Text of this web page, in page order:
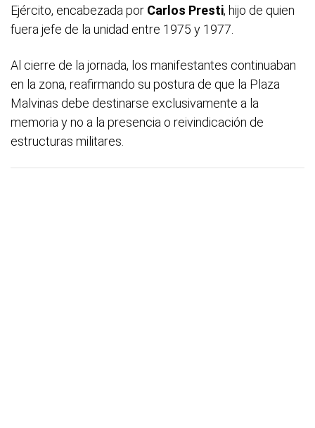
Ejército, encabezada por Carlos Presti, hijo de quien
fuera jefe de la unidad entre 1975 y 1977.
Al cierre de la jornada, los manifestantes continuaban
en la zona, reafirmando su postura de que la Plaza
Malvinas debe destinarse exclusivamente a la
memoria y no a la presencia o reivindicación de
estructuras militares.